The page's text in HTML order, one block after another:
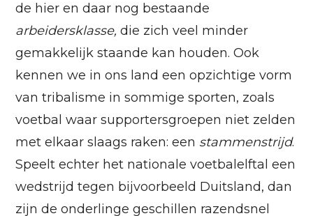
de hier en daar nog bestaande
arbeidersklasse, die zich veel minder
gemakkelijk staande kan houden. Ook
kennen we in ons land een opzichtige vorm
van tribalisme in sommige sporten, zoals
voetbal waar supportersgroepen niet zelden
met elkaar slaags raken: een stammenstrijd.
Speelt echter het nationale voetbalelftal een
wedstrijd tegen bijvoorbeeld Duitsland, dan
zijn de onderlinge geschillen razendsnel